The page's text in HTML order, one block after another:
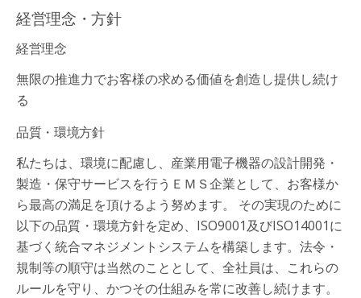
経営理念・方針
経営理念
無限の推進力でお客様の求める価値を創造し提供し続け
る
品質・環境方針
私たちは、環境に配慮し、産業用電子機器の設計開発・
製造・保守サービスを行うＥＭＳ企業として、お客様か
ら最高の満足を頂けるよう努めます。 その実現のために
以下の品質・環境方針を定め、ISO9001及びISO14001に
基づく統合マネジメントシステムを構築します。法令・
規制等の順守は当然のこととして、全社員は、これらの
ルールを守り、かつその仕組みを常に改善し続けます。